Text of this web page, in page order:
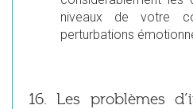
niveaux de votre
perturbations
16. Les problèmes